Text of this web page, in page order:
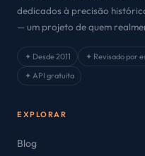
dedicados à precisão
— um projeto de quem
✦ Desde 2011 ✦ Revisado por
✦ API gratuita
EXPLORAR
Blog